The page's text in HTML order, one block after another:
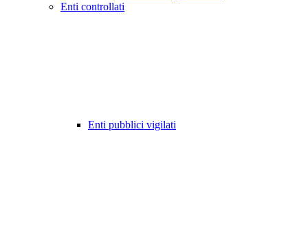
Enti controllati
Enti pubblici vigilati